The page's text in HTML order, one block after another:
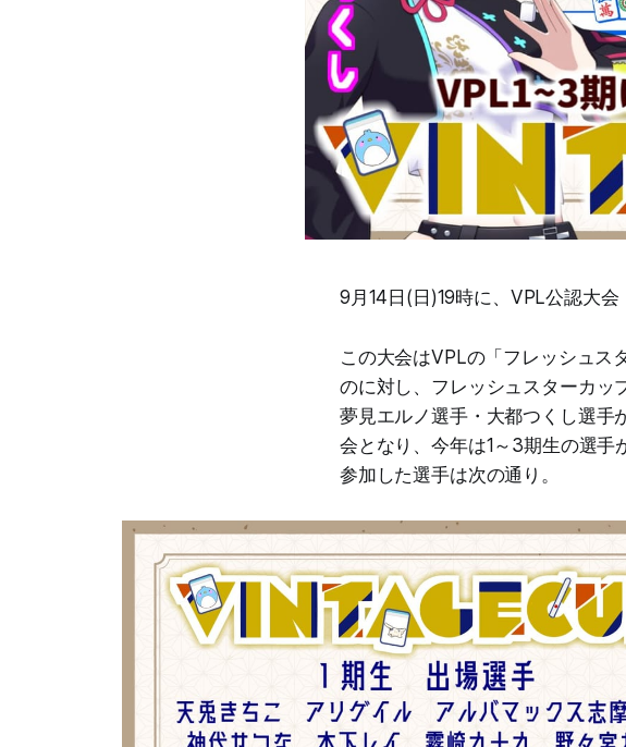
9月14日(日)19時に、VPL公認大会
この大会はVPLの「フレッシュス
のに対し、フレッシュスターカッ
夢見エルノ選手・大都つくし選手
会となり、今年は1～3期生の選手
参加した選手は次の通り。